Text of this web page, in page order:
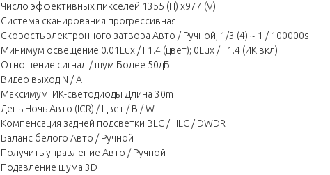
Число эффективных пикселей 1355 (H) x977 (V)
Система сканирования прогрессивная
Скорость электронного затвора Авто / Ручной, 1/3 (4) ~ 1 / 100000s
Минимум освещение 0.01Lux / F1.4 (цвет); 0Lux / F1.4 (ИК вкл)
Отношение сигнал / шум Более 50дБ
Видео выход N / A
Максимум. ИК-светодиоды Длина 30m
День Ночь Авто (ICR) / Цвет / B / W
Компенсация задней подсветки BLC / HLC / DWDR
Баланс белого Авто / Ручной
Получить управление Авто / Ручной
Подавление шума 3D